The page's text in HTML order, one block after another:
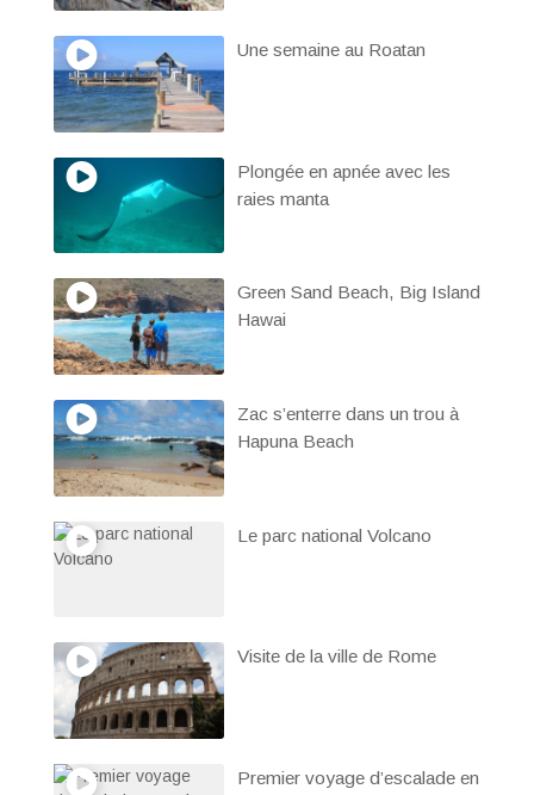
Une semaine au Roatan
Plongée en apnée avec les
raies manta
Green Sand Beach, Big Island
Hawai
Zac s’enterre dans un trou à
Hapuna Beach
Le parc national Volcano
Visite de la ville de Rome
Premier voyage d’escalade en